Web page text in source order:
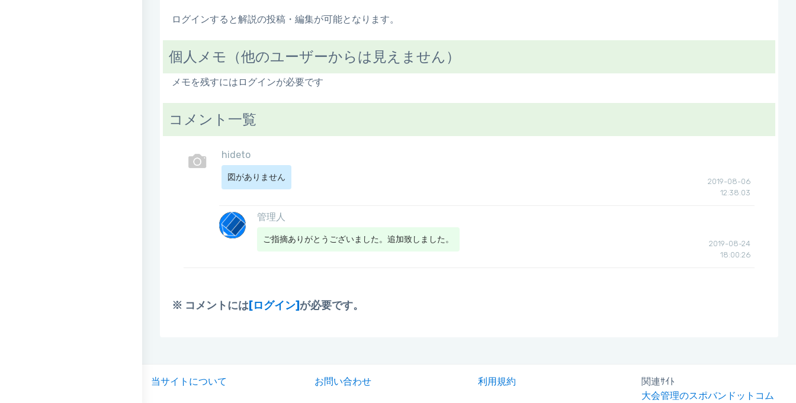
ログインすると解説の投稿・編集が可能となります。
個人メモ（他のユーザーからは見えません）
メモを残すにはログインが必要です
コメント一覧
hideto
図がありません
2019-08-06
12:38:03
管理人
ご指摘ありがとうございました。追加致しました。
2019-08-24
18:00:26
※ コメントには[ログイン] が必要です。
当サイトについて お問い合わせ 利用規約
関連ｻｲﾄ
大会管理のスポバンドットコム